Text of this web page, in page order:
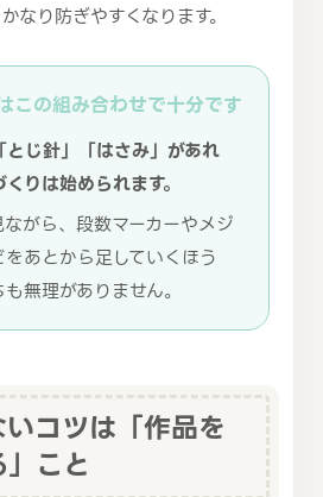
なり防ぎやすくなります。
この組み合わせで十分です
とじ針」「はさみ」があれ
りは始められます。
がら、段数マーカーやメジ
あとから足していくほう
無理がありません。
コツは「作品を
こと